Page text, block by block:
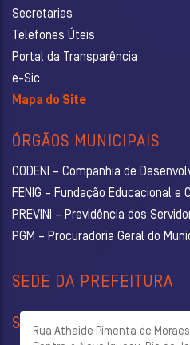
Secretarias
Telefones Úteis
Portal da Transparência
e-Sic
Mapa do Site
ÓRGÃOS MUNICIPAIS
CODENI – Companhia de
FENIG – Fundação Educacional e
PREVINI – Previdência dos
PGM – Procuradoria Geral do
SEDE DA PREFEITURA
Rua Athaide Pimenta de
SECRETARIAS